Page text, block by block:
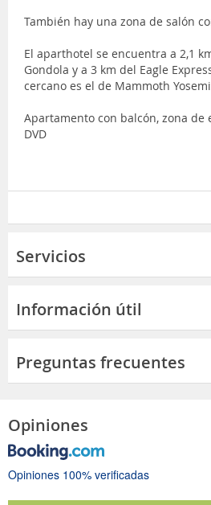
También hay una zona de salón
El aparthotel se encuentra a 2,1
Gondola y a 3 km del Eagle
cercano es el de Mammoth
Apartamento con balcón, zona
DVD
Servicios
Información útil
Preguntas frecuentes
Opiniones
Opiniones 100% verificadas